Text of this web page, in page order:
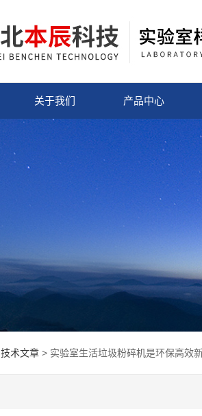
关于我们 产品中心
技术文章 > 实验室生活垃圾粉碎机是环保高效新